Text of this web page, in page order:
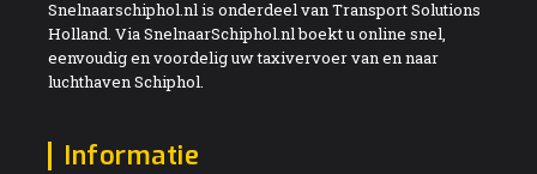
Snelnaarschiphol.nl is onderdeel van Transport Solutions
Holland. Via SnelnaarSchiphol.nl boekt u online snel,
eenvoudig en voordelig uw taxivervoer van en naar
luchthaven Schiphol.
Informatie